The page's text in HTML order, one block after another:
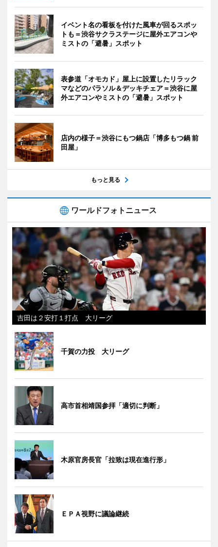
イベント名の看板を付けた風車が回るスポッ
トも＝渋谷サクラステージに屋外エアコンや
ミストの「避暑」スポット
表参道「オモカド」屋上に設置したリラック
マなどのパラソル＆デッキチェア＝渋谷に屋
外エアコンやミストの「避暑」スポット
店内の様子＝渋谷にもつ鍋店「博多もつ鍋 前
田屋」
もっと見る
ワールドフォトニュース
吉田は２安打１打点 大リーグ
千賀の力投 大リーグ
高市首相靖国参拝「適切に判断」
木原官房長官「拉致は現在進行形」
ＥＰＡ視野に議論継続